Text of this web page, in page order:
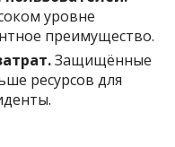
уровне
преимущество.
Защищённые
ресурсов для